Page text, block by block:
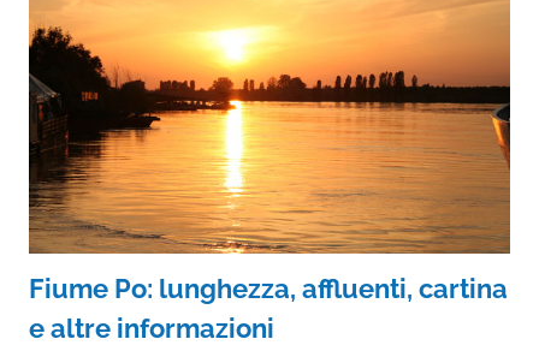
Fiume Po: lunghezza, affluenti, cartina
e altre informazioni